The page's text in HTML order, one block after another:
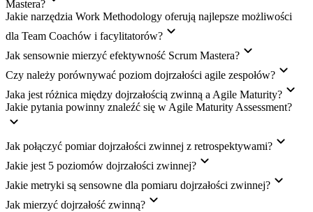
Mastera?
Jakie narzędzia Work Methodology oferują najlepsze możliwości
dla Team Coachów i facylitatorów?
Jak sensownie mierzyć efektywność Scrum Mastera?
Czy należy porównywać poziom dojrzałości agile zespołów?
Jaka jest różnica między dojrzałością zwinną a Agile Maturity?
Jakie pytania powinny znaleźć się w Agile Maturity Assessment?
Jak połączyć pomiar dojrzałości zwinnej z retrospektywami?
Jakie jest 5 poziomów dojrzałości zwinnej?
Jakie metryki są sensowne dla pomiaru dojrzałości zwinnej?
Jak mierzyć dojrzałość zwinną?